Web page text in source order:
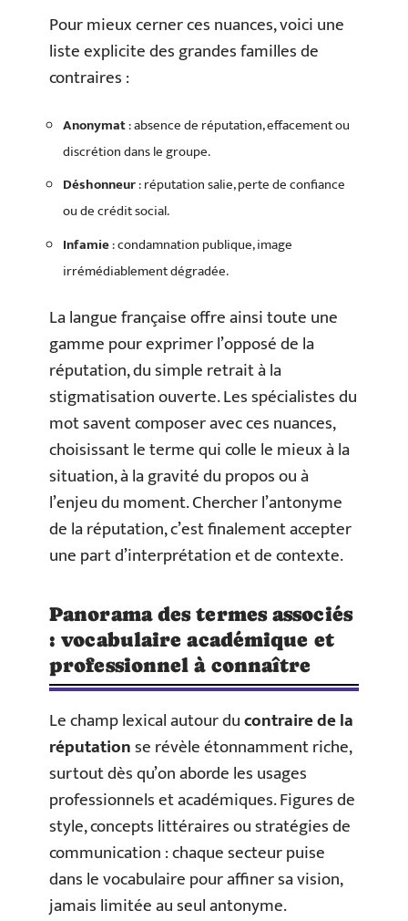
Pour mieux cerner ces nuances, voici une
liste explicite des grandes familles de
contraires :
Anonymat: absence de réputation, effacement ou
discrétion dans le groupe.
Déshonneur: réputation salie, perte de confiance
ou de crédit social.
Infamie: condamnation publique, image
irrémédiablement dégradée.
La langue française offre ainsi toute une
gamme pour exprimer l’opposé de la
réputation, du simple retrait à la
stigmatisation ouverte. Les spécialistes du
mot savent composer avec ces nuances,
choisissant le terme qui colle le mieux à la
situation, à la gravité du propos ou à
l’enjeu du moment. Chercher l’antonyme
de la réputation, c’est finalement accepter
une part d’interprétation et de contexte.
Panorama des termes associés
: vocabulaire académique et
professionnel à connaître
Le champ lexical autour ducontraire de la
réputationse révèle étonnamment riche,
surtout dès qu’on aborde les usages
professionnels et académiques. Figures de
style, concepts littéraires ou stratégies de
communication : chaque secteur puise
dans le vocabulaire pour affiner sa vision,
jamais limitée au seul antonyme.